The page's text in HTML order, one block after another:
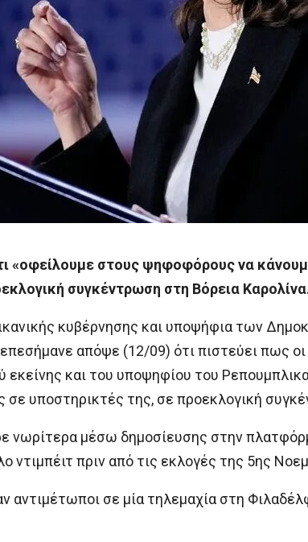
«οφείλουμε στους ψηφοφόρους να
συγκέντρωση στη Βόρεια
κυβέρνησης και υποψήφια των
απόψε (12/09) ότι πιστεύει πως
εκείνης και του υποψηφίου του
σε υποστηρικτές της, σε προεκλογική
νωρίτερα μέσω δημοσίευσης στην
ντιμπέιτ πριν από τις εκλογές της 5ης
αντιμέτωποι σε μία τηλεμαχία στη